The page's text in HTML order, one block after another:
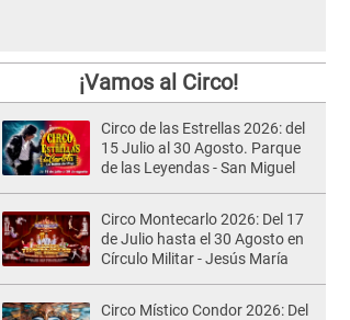
¡Vamos al Circo!
Circo de las Estrellas 2026: del
15 Julio al 30 Agosto. Parque
de las Leyendas - San Miguel
Circo Montecarlo 2026: Del 17
de Julio hasta el 30 Agosto en
Círculo Militar - Jesús María
Circo Místico Condor 2026: Del